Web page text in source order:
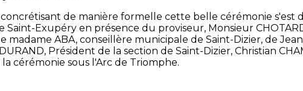
concrétisant de manière formelle cette belle cérémonie
Exupéry en présence du proviseur, Monsieur
madame ABA, conseillère municipale de Saint-Dizier, de
Président de la section de Saint-Dizier, Christian
cérémonie sous l'Arc de Triomphe.